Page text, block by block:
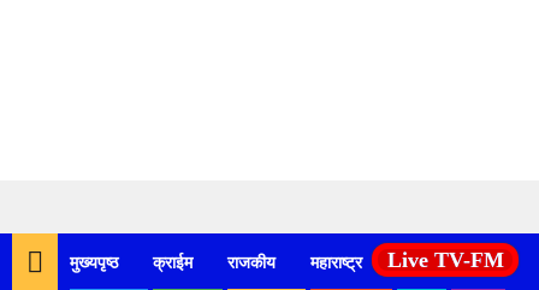
to
contentमुख्यपृष्ठ क्राईम राजकीय महाराष्ट्र देश कृषी
Live TV-FM